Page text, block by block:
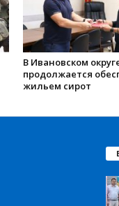
В Ивановском
продолжается
жильем сирот